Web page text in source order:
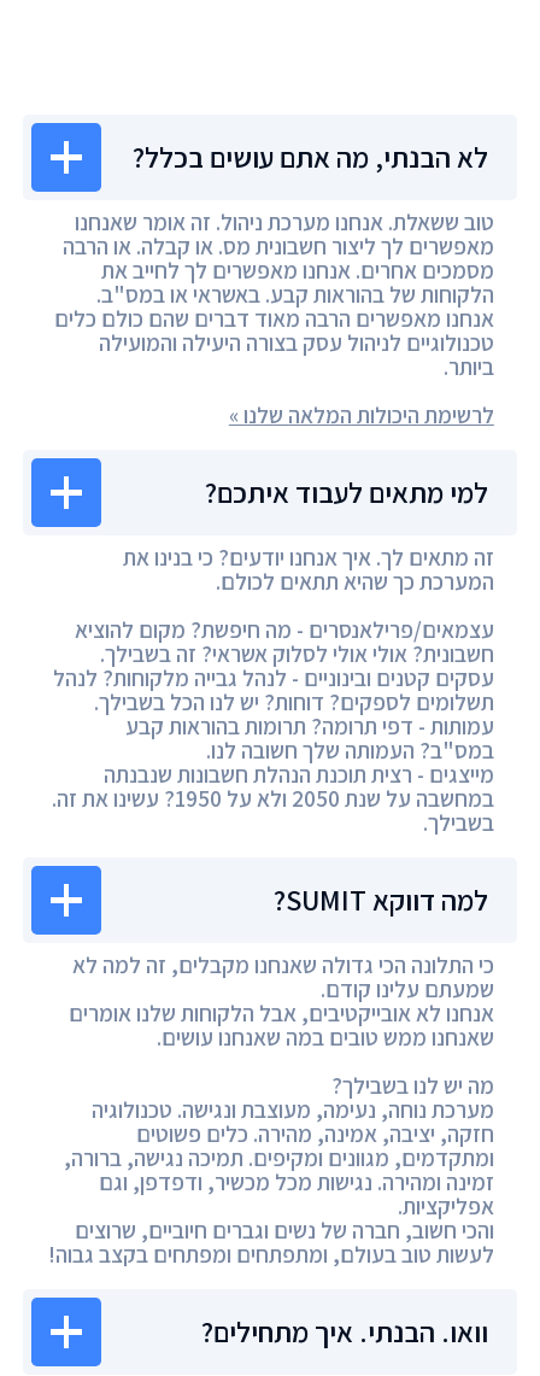
לא הבנתי, מה אתם עושים בכלל?
טוב ששאלת. אנחנו מערכת ניהול. זה אומר שאנחנו
מאפשרים לך ליצור חשבונית מס. או קבלה. או הרבה
מסמכים אחרים. אנחנו מאפשרים לך לחייב את
הלקוחות של בהוראות קבע. באשראי או במס"ב.
אנחנו מאפשרים הרבה מאוד דברים שהם כולם כלים
טכנולוגיים לניהול עסק בצורה היעילה והמועילה
ביותר.
לרשימת היכולות המלאה שלנו »
למי מתאים לעבוד איתכם?
זה מתאים לך. איך אנחנו יודעים? כי בנינו את
המערכת כך שהיא תתאים לכולם.
עצמאים/פרילאנסרים - מה חיפשת? מקום להוציא
חשבונית? אולי אולי לסלוק אשראי? זה בשבילך.
עסקים קטנים ובינוניים - לנהל גבייה מלקוחות? לנהל
תשלומים לספקים? דוחות? יש לנו הכל בשבילך.
עמותות - דפי תרומה? תרומות בהוראות קבע
במס"ב? העמותה שלך חשובה לנו.
מייצגים - רצית תוכנת הנהלת חשבונות שנבנתה
במחשבה על שנת 2050 ולא על 1950? עשינו את זה.
בשבילך.
למה דווקא SUMIT?
כי התלונה הכי גדולה שאנחנו מקבלים, זה למה לא
שמעתם עלינו קודם.
אנחנו לא אובייקטיבים, אבל הלקוחות שלנו אומרים
שאנחנו ממש טובים במה שאנחנו עושים.
מה יש לנו בשבילך?
מערכת נוחה, נעימה, מעוצבת ונגישה. טכנולוגיה
חזקה, יציבה, אמינה, מהירה. כלים פשוטים
ומתקדמים, מגוונים ומקיפים. תמיכה נגישה, ברורה,
זמינה ומהירה. נגישות מכל מכשיר, ודפדפן, וגם
אפליקציות.
והכי חשוב, חברה של נשים וגברים חיוביים, שרוצים
לעשות טוב בעולם, ומתפתחים ומפתחים בקצב גבוה!
וואו. הבנתי. איך מתחילים?